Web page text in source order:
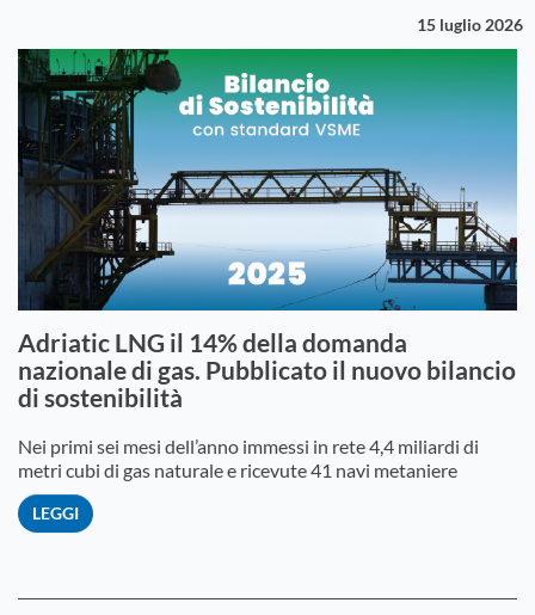
15 luglio 2026
Adriatic LNG il 14% della domanda
nazionale di gas. Pubblicato il nuovo bilancio
di sostenibilità
Nei primi sei mesi dell’anno immessi in rete 4,4 miliardi di
metri cubi di gas naturale e ricevute 41 navi metaniere
LEGGI